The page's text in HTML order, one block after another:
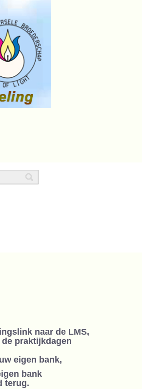
naar de LMS,
praktijkdagen
eigen bank,
bank
terug.